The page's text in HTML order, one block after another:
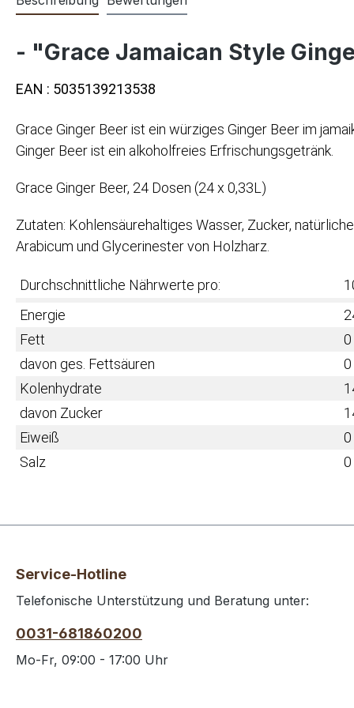
- "Grace Jamaican Style
EAN : 5035139213538
Grace Ginger Beer ist ein würziges Ginger Beer im
Ginger Beer ist ein alkoholfreies Erfrischungsgetränk.
Grace Ginger Beer, 24 Dosen (24 x 0,33L)
Zutaten: Kohlensäurehaltiges Wasser, Zucker,
Arabicum und Glycerinester von Holzharz.
Durchschnittliche Nährwerte pro:
Energie
Fett
0
davon ges. Fettsäuren
0
Kolenhydrate
davon Zucker
Eiweiß
0
Salz
0
Service-Hotline
Telefonische Unterstützung und Beratung unter:
0031-681860200
Mo-Fr, 09:00 - 17:00 Uhr